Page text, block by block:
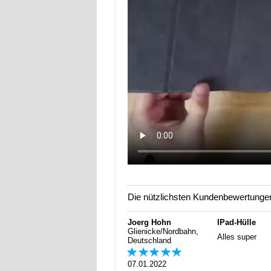
Die nützlichsten
Joerg Hohn
Glienicke/Nordbahn,
Deutschland
07.01.2022
IPad-Hülle
Alles super